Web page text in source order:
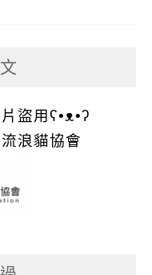
盜用ʕ•ᴥ•ʔ
浪貓協會